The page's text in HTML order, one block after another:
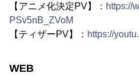
【アニメ化決定PV】： https://
PSv5nB_ZVoM
【ティザーPV】： https://
WEB